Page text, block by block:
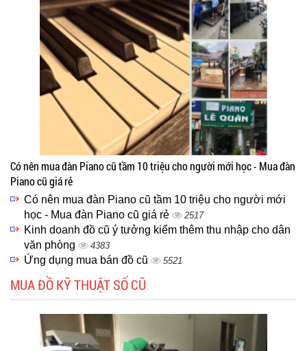
Có nên mua đàn Piano cũ tầm 10 triệu cho người mới học - Mua đàn
Piano cũ giá rẻ
Có nên mua đàn Piano cũ tầm 10 triệu cho người mới
học - Mua đàn Piano cũ giá rẻ
2517
Kinh doanh đồ cũ ý tưởng kiểm thêm thu nhập cho dân
văn phòng
4383
Ứng dụng mua bán đồ cũ 5521
MUA ĐỒ KỸ THUẬT SỐ CŨ